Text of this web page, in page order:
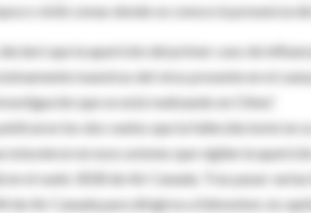
visitó zonas donde se conoce la presencia
que la aparición del primer caso de
muestras del virus presente en el
que se está realizando en China”.
los dos vuelos que la fallecida tomó en
en esos aviones que vigilen la
el vuelo 3030 de Air Canada. Tras pasar varias
de Air Canada para dirigirse a Edmonton, la